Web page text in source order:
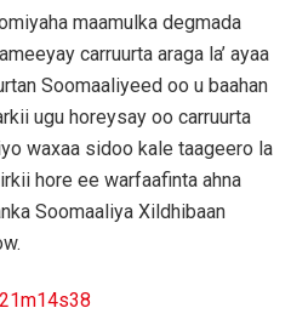
maamulka degmada
carruurta araga la’ ayaa
Soomaaliyeed oo u baahan
ugu horeysay oo carruurta
waxaa sidoo kale taageero la
hore ee warfaafinta ahna
Soomaaliya Xildhibaan